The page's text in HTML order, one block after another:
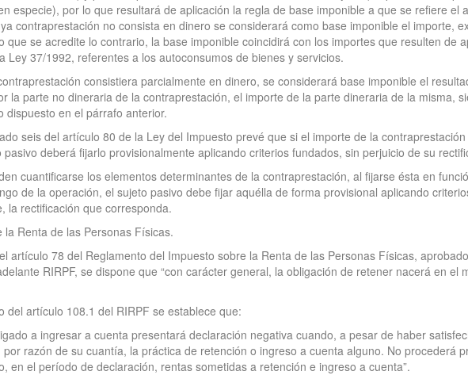
especie), por lo que resultará de aplicación la regla de base imponible a que se refiere
contraprestación no consista en dinero se considerará como base imponible el importe,
que se acredite lo contrario, la base imponible coincidirá con los importes que resulten de
Ley 37/1992, referentes a los autoconsumos de bienes y servicios.
consistiera parcialmente en dinero, se considerará base imponible el
la parte no dineraria de la contraprestación, el importe de la parte dineraria de la misma,
dispuesto en el párrafo anterior.
seis del artículo 80 de la Ley del Impuesto prevé que si el importe de la
pasivo deberá fijarlo provisionalmente aplicando criterios fundados, sin perjuicio de su
cuantificarse los elementos determinantes de la contraprestación, al fijarse ésta en
de la operación, el sujeto pasivo debe fijar aquélla de forma provisional aplicando
la rectificación que corresponda.
la Renta de las Personas Físicas.
artículo 78 del Reglamento del Impuesto sobre la Renta de las Personas Físicas,
RIRPF, se dispone que “con carácter general, la obligación de retener nacerá en
del artículo 108.1 del RIRPF se establece que:
a ingresar a cuenta presentará declaración negativa cuando, a pesar de haber
razón de su cuantía, la práctica de retención o ingreso a cuenta alguno. No procederá
en el período de declaración, rentas sometidas a retención e ingreso a cuenta”.